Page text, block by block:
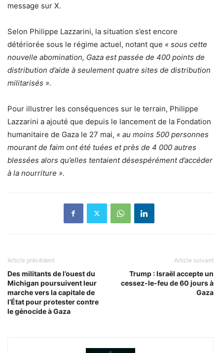
message sur X.
Selon Philippe Lazzarini, la situation s’est encore
détériorée sous le régime actuel, notant que « sous cette
nouvelle abomination, Gaza est passée de 400 points de
distribution d’aide à seulement quatre sites de distribution
militarisés ».
Pour illustrer les conséquences sur le terrain, Philippe
Lazzarini a ajouté que depuis le lancement de la Fondation
humanitaire de Gaza le 27 mai, « au moins 500 personnes
mourant de faim ont été tuées et près de 4 000 autres
blessées alors qu’elles tentaient désespérément d’accéder
à la nourriture ».
Article précédent
Des militants de l’ouest du
Michigan poursuivent leur
marche vers la capitale de
l’État pour protester contre
le génocide à Gaza
Article suivant
Trump : Israël accepte un
cessez-le-feu de 60 jours à
Gaza